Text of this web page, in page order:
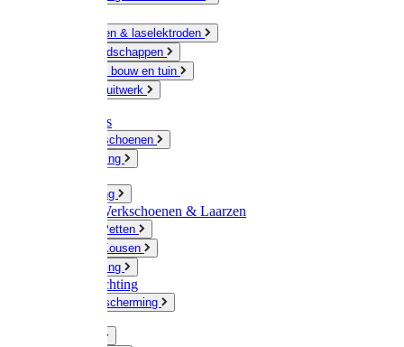
Slijpschijven & laselektroden
Handgereedschappen
IJzerwaren bouw en tuin
Hang en sluitwerk
Disposables
Werkhandschoenen
Regenkleding
Werkkleding
Wandel-/ Werkschoenen & Laarzen
Hoeden / Petten
Sokken / Kousen
Winterkleding
Winkelinrichting
Gelaatsbescherming